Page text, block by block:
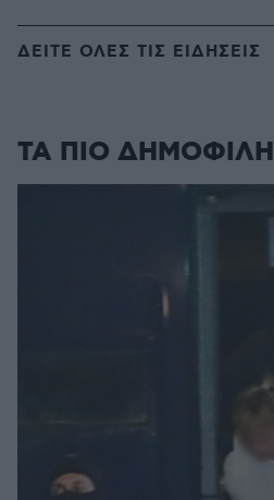
ΔΕΙΤΕ ΟΛΕΣ ΤΙΣ ΕΙΔΗΣΕΙΣ
ΤΑ ΠΙΟ ΔΗΜΟΦΙΛΗ